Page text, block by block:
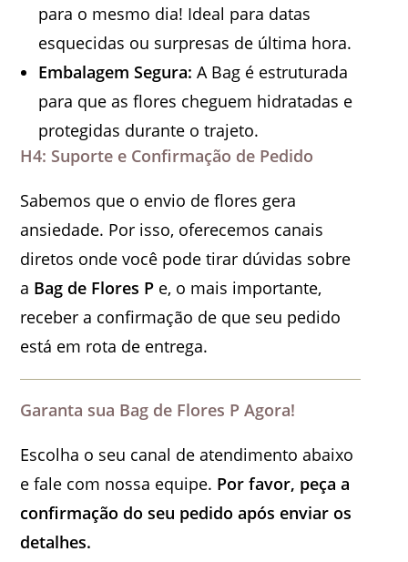
para o mesmo dia! Ideal para datas
esquecidas ou surpresas de última hora.
Embalagem Segura: A Bag é estruturada
para que as flores cheguem hidratadas e
protegidas durante o trajeto.
H4: Suporte e Confirmação de Pedido
Sabemos que o envio de flores gera
ansiedade. Por isso, oferecemos canais
diretos onde você pode tirar dúvidas sobre
a Bag de Flores P e, o mais importante,
receber a confirmação de que seu pedido
está em rota de entrega.
Garanta sua Bag de Flores P Agora!
Escolha o seu canal de atendimento abaixo
e fale com nossa equipe. Por favor, peça a
confirmação do seu pedido após enviar os
detalhes.